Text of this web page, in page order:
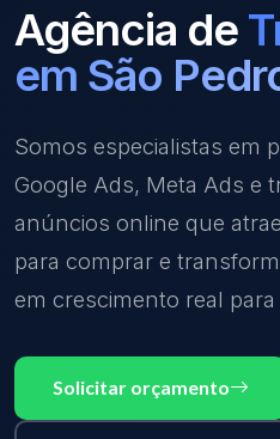
Agência de
em São
Somos especialistas em
Google Ads, Meta Ads e
anúncios online que
para comprar e
em crescimento real
Solicitar orçamento